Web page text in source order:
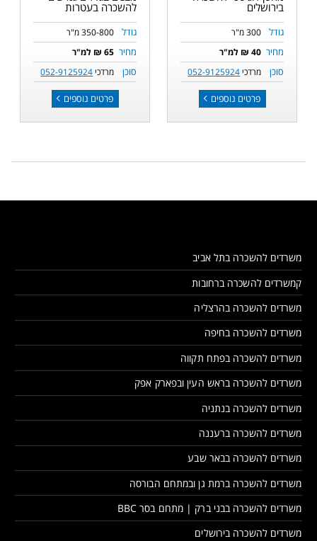
בירושלים
גודל 300 מ"ר
מחיר 40 ₪ למ"ר
סוכן מרדכי052-9125924
פרטים נוספים
להשכרה בעטרות
גודל 350-800 מ"ר
מחיר 65 ₪ למ"ר
סוכן מרדכי052-9125924
פרטים נוספים
משרדים להשכרה בתל אביב
קמשרדים להשכרה ברחובות
משרדים להשכרה בהרצליה
משרדים להשכרה בחיפה
משרדים להשכרה בפתח תקווה
משרדים להשכרה בראש העין ובפארק אפק
משרדים להשכרה בנתניה
משרדים להשכרה ברעננה
משרדים להשכרה בבאר שבע
משרדים להשכרה ברמת גן ובמתחם הבורסה
משרדים להשכרה בבני ברק | מתחם בסר BBC
משרדים להשכרה בירושלים